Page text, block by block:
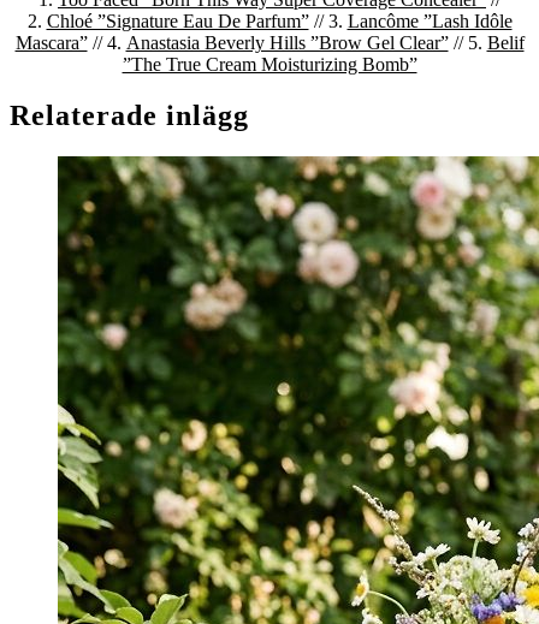
2. Chloé ”Signature Eau De Parfum”// 3. Lancôme ”Lash Idôle
Mascara”// 4. Anastasia Beverly Hills ”Brow Gel Clear”// 5. Belif
”The True Cream Moisturizing Bomb”
Relaterade inlägg